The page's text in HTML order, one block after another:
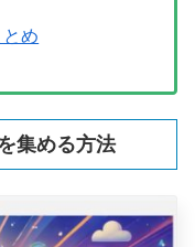
め
集める方法